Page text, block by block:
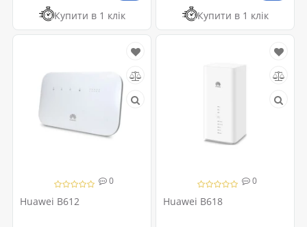
Купити в 1 клік Купити в 1 клік
0
Huawei B612
0
Huawei B618